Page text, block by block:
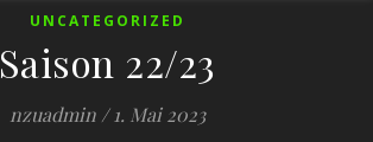
UNCATEGORIZED
Saison 22/23
nzuadmin / 1. Mai 2023